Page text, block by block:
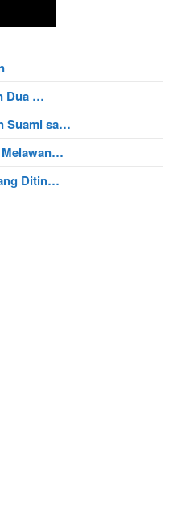
Dua …
Suami sa…
Melawan…
Ditin…